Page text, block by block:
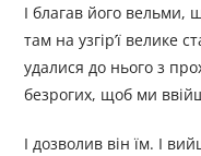
І благав його вельми,
там на узгір’ї велике
удалися до нього з
безрогих, щоб ми
І дозволив він їм. І